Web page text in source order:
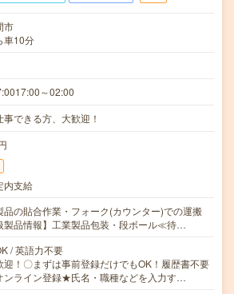
市
車10分
～02:00
できる方、大歓迎！
内支給
品の貼合作業・フォーク(カウンター)での運搬
製品情報】工業製品包装・段ボール≪待…
/ 英語力不要
！〇まずは事前登録だけでもOK！履歴書不要
ンライン登録★氏名・職種などを入力す…